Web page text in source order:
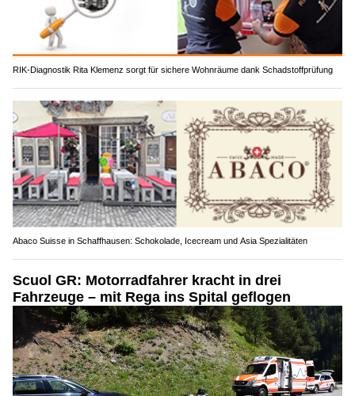
RIK-Diagnostik Rita Klemenz sorgt für sichere Wohnräume dank Schadstoffprüfung
Abaco Suisse in Schaffhausen: Schokolade, Icecream und Asia Spezialitäten
Scuol GR: Motorradfahrer kracht in drei
Fahrzeuge – mit Rega ins Spital geflogen